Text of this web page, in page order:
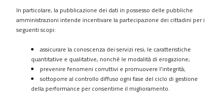
Controlli
sulle
contratti
In particolare, la pubblicazione dei dati in possesso delle pubbliche
amministrazioni intende incentivare la partecipazione dei cittadini per i
seguenti scopi:
assicurare la conoscenza dei servizi resi, le caratteristiche
quantitative e qualitative, nonché le modalità di erogazione;
prevenire fenomeni corruttivi e promuovere l’integrità;
sottoporre al controllo diffuso ogni fase del ciclo di gestione
della performance per consentirne il miglioramento.